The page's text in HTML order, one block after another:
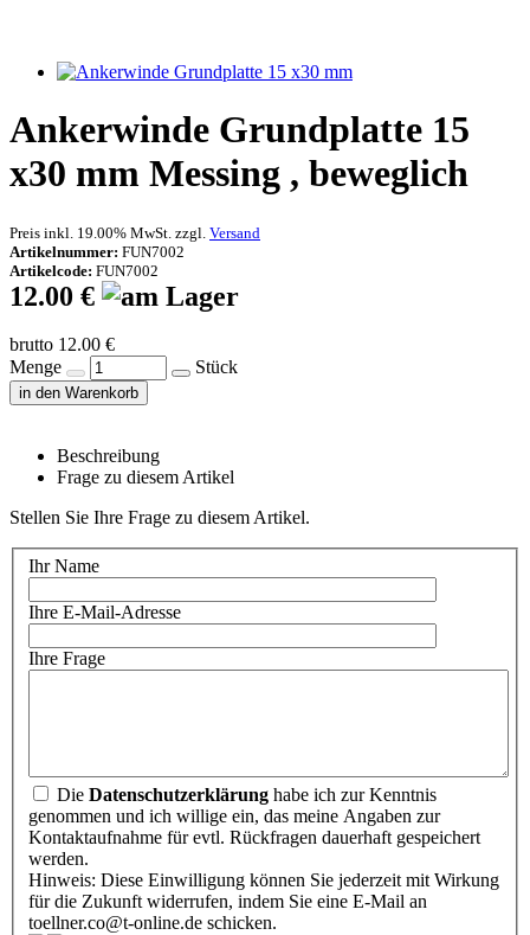
Ankerwinde Grundplatte 15
x30 mm Messing , beweglich
Preis inkl. 19.00% MwSt. zzgl. Versand
Artikelnummer: FUN7002
Artikelcode: FUN7002
12.00 €
brutto 12.00 €
Menge
Stück
in den Warenkorb
Beschreibung
Frage zu diesem Artikel
Stellen Sie Ihre Frage zu diesem Artikel.
Ihr Name
Ihre E-Mail-Adresse
Ihre Frage
Die Datenschutzerklärung habe ich zur Kenntnis
genommen und ich willige ein, das meine Angaben zur
Kontaktaufnahme für evtl. Rückfragen dauerhaft gespeichert
werden.
Hinweis: Diese Einwilligung können Sie jederzeit mit Wirkung
für die Zukunft widerrufen, indem Sie eine E-Mail an
toellner.co@t-online.de schicken.